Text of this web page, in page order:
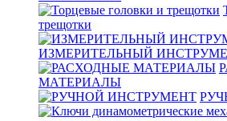
трещотки
ИЗМЕРИТЕЛЬНЫЙ
МАТЕРИАЛЫ